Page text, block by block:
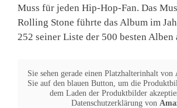
Muss für jeden Hip-Hop-Fan. Das
Rolling Stone führte das Album im
252 seiner Liste der 500 besten Alben
Sie sehen gerade einen Platzhalterinhalt von
Sie auf den blauen Button, um die
dem Laden der Produktbilder
Datenschutzerklärung von